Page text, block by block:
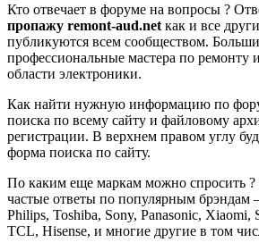
Кто отвечает в форуме на вопросы ?
пропажу remont-aud.net как и все
публикуются всем сообществом.
профессиональные мастера по ремонту
области электроники.
Как найти нужную информацию по
поиска по всему сайту и файловому
регистрации. В верхнем правом углу
форма поиска по сайту.
По каким еще маркам можно спросить
частые ответы по популярным брэндам
Philips, Toshiba, Sony, Panasonic, Xiaomi,
TCL, Hisense, и многие другие в том